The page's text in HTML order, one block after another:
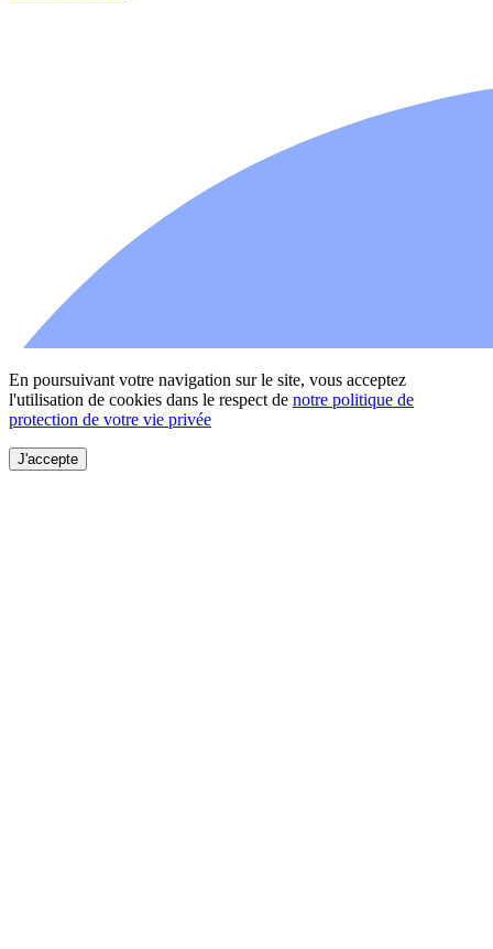
En poursuivant votre navigation sur le site, vous acceptez
l'utilisation de cookies dans le respect de notre politique de
protection de votre vie privée
J'accepte